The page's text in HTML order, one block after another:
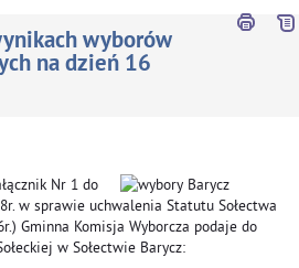
wyborów
na dzień 16
Nr 1 do
w sprawie uchwalenia Statutu Sołectwa
Gminna Komisja Wyborcza podaje do
w Sołectwie Barycz: